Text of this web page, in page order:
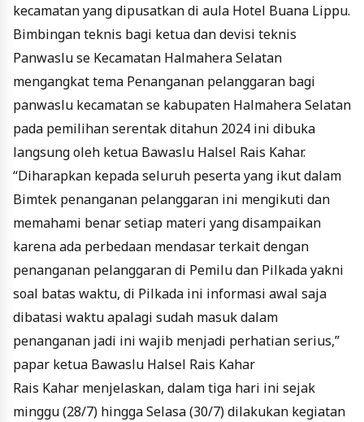
kecamatan yang dipusatkan di aula Hotel Buana Lippu.
Bimbingan teknis bagi ketua dan devisi teknis
Panwaslu se Kecamatan Halmahera Selatan
mengangkat tema Penanganan pelanggaran bagi
panwaslu kecamatan se kabupaten Halmahera Selatan
pada pemilihan serentak ditahun 2024 ini dibuka
langsung oleh ketua Bawaslu Halsel Rais Kahar.
“Diharapkan kepada seluruh peserta yang ikut dalam
Bimtek penanganan pelanggaran ini mengikuti dan
memahami benar setiap materi yang disampaikan
karena ada perbedaan mendasar terkait dengan
penanganan pelanggaran di Pemilu dan Pilkada yakni
soal batas waktu, di Pilkada ini informasi awal saja
dibatasi waktu apalagi sudah masuk dalam
penanganan jadi ini wajib menjadi perhatian serius,”
papar ketua Bawaslu Halsel Rais Kahar
Rais Kahar menjelaskan, dalam tiga hari ini sejak
minggu (28/7) hingga Selasa (30/7) dilakukan kegiatan